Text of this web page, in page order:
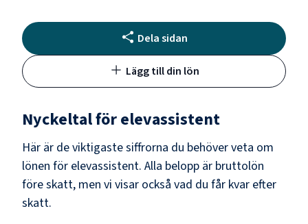
Dela sidan
Lägg till din lön
Nyckeltal förelevassistent
Här är de viktigaste siffrorna du behöver veta om
lönen för elevassistent. Alla belopp är bruttolön
före skatt, men vi visar också vad du får kvar efter
skatt.